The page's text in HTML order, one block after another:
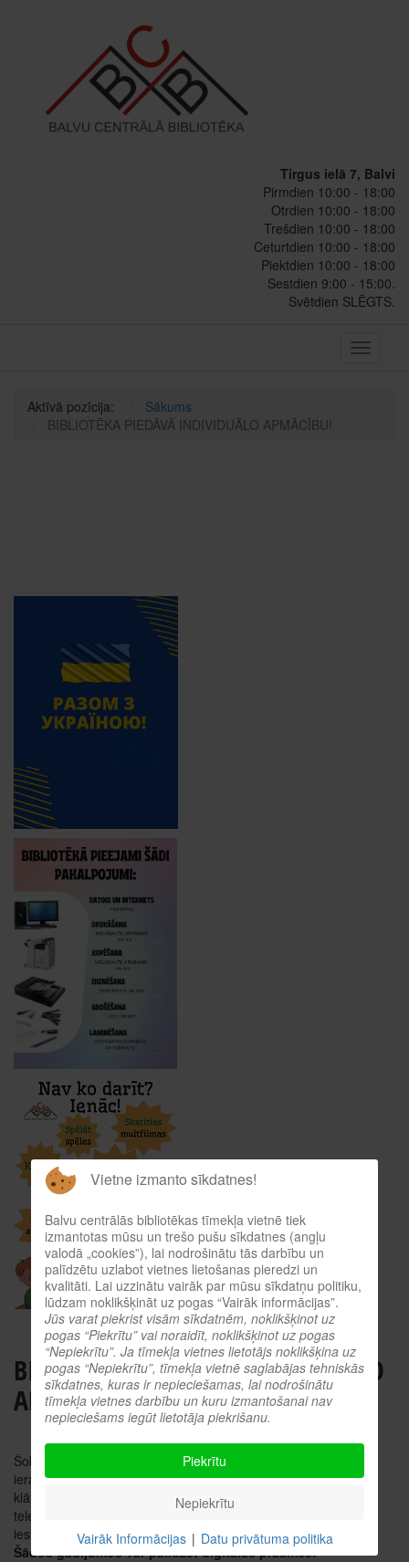
Tirgus ielā 7, Balvi
Pirmdien 10:00 - 18:00
Otrdien 10:00 - 18:00
Trešdien 10:00 - 18:00
Ceturtdien 10:00 - 18:00
Piektdien 10:00 - 18:00
Sestdien 9:00 - 15:00.
Svētdien SLĒGTS.
Toggle
Aktīvā pozīcija:
Sākums
BIBLIOTĒKA PIEDĀVĀ INDIVIDUĀLO APMĀCĪBU!
BIBLIOTĒKA PIEDĀVĀ INDIVIDUĀLO
APMĀCĪBU!
Šobrīd, lai risinātu dažādus jautājumus, ir apgrūtināta vai liegta
ierašanās iestādēs. Posms, kad cilvēks ar cilvēku sazinās
klātienē, ir noslēdzies, pārsvarā viss notiek elektroniski. Arī
telefoniski sazināties ir grūti, jo daudzi ir pārliecinājušies, ka
iestādes nevar sazvanīt vai savienojums jāgaida ļoti ilgi.
Šādos gadījumos var palīdzēt digitālās prasmes!
Vietne izmanto sīkdatnes!
Balvu centrālās bibliotēkas tīmekļa vietnē tiek
izmantotas mūsu un trešo pušu sīkdatnes (angļu
valodā „cookies”), lai nodrošinātu tās darbību un
palīdzētu uzlabot vietnes lietošanas pieredzi un
kvalitāti. Lai uzzinātu vairāk par mūsu sīkdatņu politiku,
lūdzam noklikšķināt uz pogas “Vairāk informācijas”.
Jūs varat piekrist visām sīkdatnēm, noklikšķinot uz
pogas “Piekrītu” vai noraidīt, noklikšķinot uz pogas
“Nepiekrītu”. Ja tīmekļa vietnes lietotājs noklikšķina uz
pogas “Nepiekrītu”, tīmekļa vietnē saglabājas tehniskās
sīkdatnes, kuras ir nepieciešamas, lai nodrošinātu
tīmekļa vietnes darbību un kuru izmantošanai nav
nepieciešams iegūt lietotāja piekrišanu.
Piekrītu
Nepiekrītu
Vairāk Informācijas | Datu privātuma politika